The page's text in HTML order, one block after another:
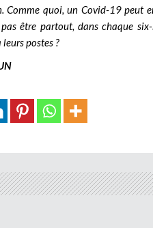
Comme quoi, un Covid-19 peut
pas être partout, dans chaque
postes ?